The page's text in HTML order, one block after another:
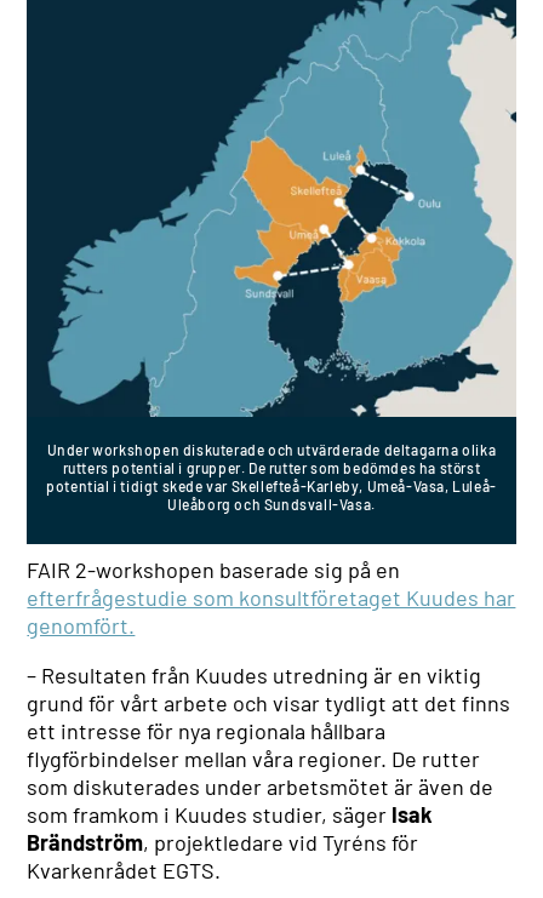
Under workshopen diskuterade och utvärderade deltagarna olika
rutters potential i grupper. De rutter som bedömdes ha störst
potential i tidigt skede var Skellefteå-Karleby, Umeå-Vasa, Luleå-
Uleåborg och Sundsvall-Vasa.
FAIR 2-workshopen baserade sig på en
efterfrågestudie som konsultföretaget Kuudes har
genomfört.
– Resultaten från Kuudes utredning är en viktig
grund för vårt arbete och visar tydligt att det finns
ett intresse för nya regionala hållbara
flygförbindelser mellan våra regioner. De rutter
som diskuterades under arbetsmötet är även de
som framkom i Kuudes studier, säger Isak
Brändström, projektledare vid Tyréns för
Kvarkenrådet EGTS.